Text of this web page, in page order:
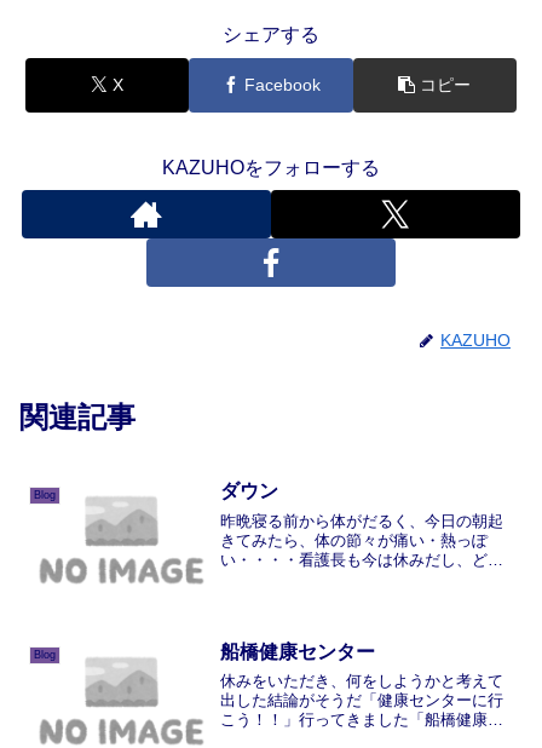
シェアする
X Facebook コピー
KAZUHOをフォローする
KAZUHO
関連記事
Blog ダウン
昨晩寝る前から体がだるく、今日の朝起
きてみたら、体の節々が痛い・熱っぽ
い・・・・看護長も今は休みだし、どう
食べているとき、非常に悪寒...
Blog 船橋健康センター
休みをいただき、何をしようかと考えて
出した結論がそうだ「健康センターに行
こう！！」行ってきました「船橋健康セ